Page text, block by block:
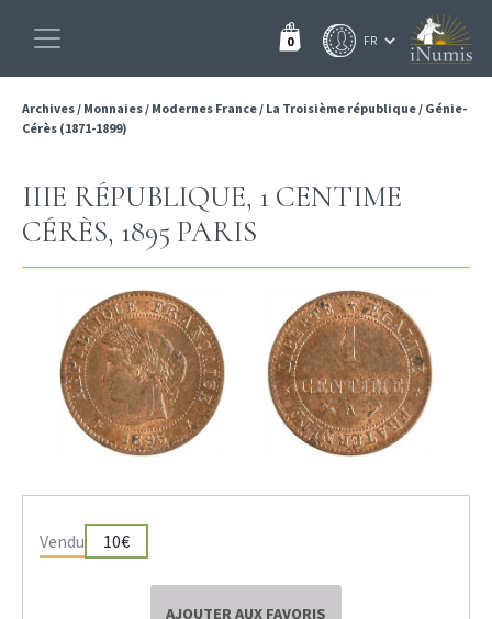
0
Archives/ Monnaies/ Modernes France/ La Troisième république/ Génie-
Cérès (1871-1899)
IIIE RÉPUBLIQUE, 1 CENTIME
CÉRÈS, 1895 PARIS
Vendu 10€
AJOUTER AUX FAVORIS